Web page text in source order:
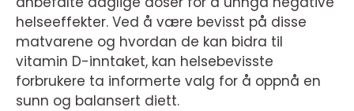
helseeffekter. Ved å være bevisst på disse
matvarene og hvordan de kan bidra til
vitamin D-inntaket, kan helsebevisste
forbrukere ta informerte valg for å oppnå en
sunn og balansert diett.